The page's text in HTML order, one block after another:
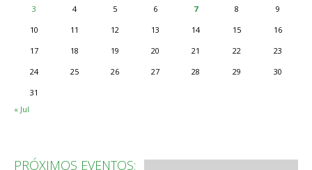
3
4 5 6 7 8
9
10
11 12 13 14 15
16
17
18 19 20 21 22
23
24
25 26 27 28 29
30
31
« Jul
PRÓXIMOS EVENTOS: